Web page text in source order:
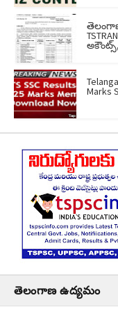
తెలంగాణ
Marks
తెలంగాణ ఉద్యమం